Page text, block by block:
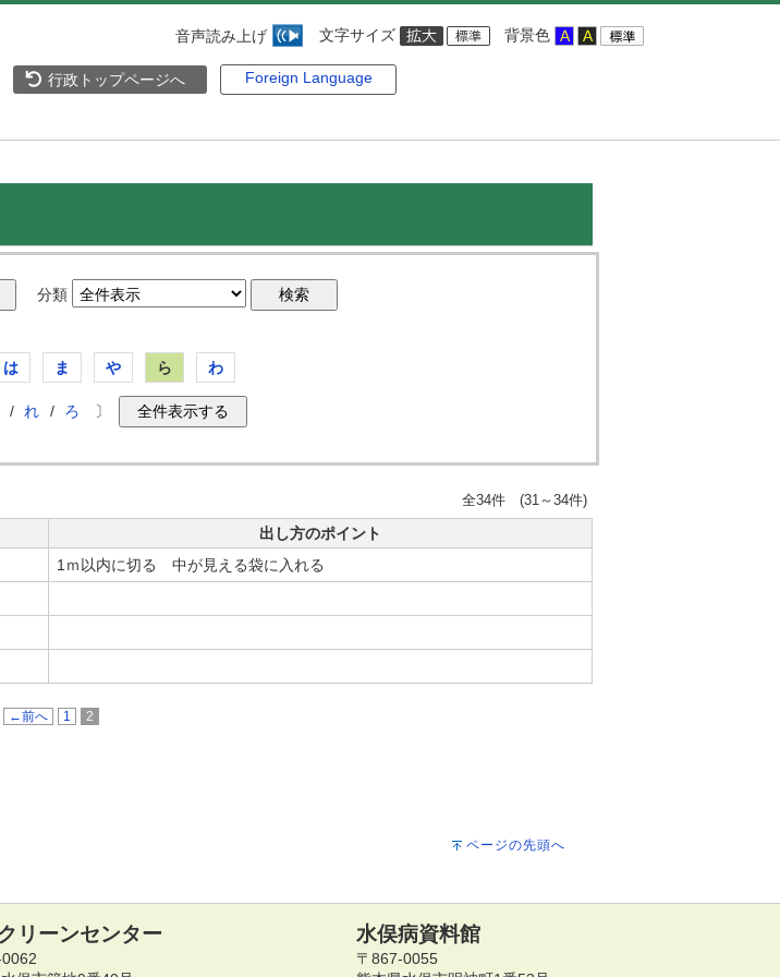
音声読み上げ 文字サイズ 背景色
行政トップページへ Foreign Language
分類
は ま や ら わ
/ れ / ろ 〕
全34件 (31～34件)
出し方のポイント
1ｍ以内に切る 中が見える袋に入れる
←前へ 1 2
ページの先頭へ
リーンセンター 水俣病資料館
〒867-0055